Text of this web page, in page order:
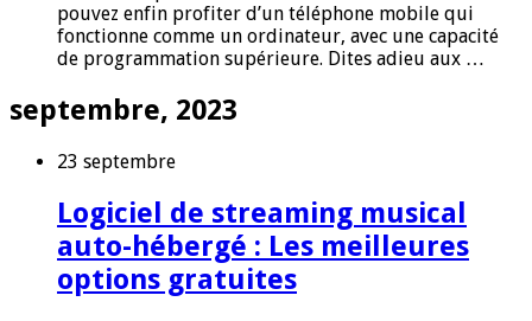
pouvez enfin profiter d’un téléphone mobile qui
fonctionne comme un ordinateur, avec une capacité
de programmation supérieure. Dites adieu aux …
septembre, 2023
23 septembre
Logiciel de streaming musical
auto-hébergé : Les meilleures
options gratuites